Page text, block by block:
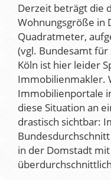
Derzeit beträgt die
Wohnungsgröße in
Quadratmeter,
(vgl. Bundesamt für
Köln ist hier leider
Immobilienmakler.
Immobilienportale
diese Situation an
drastisch sichtbar:
in der Domstadt mit